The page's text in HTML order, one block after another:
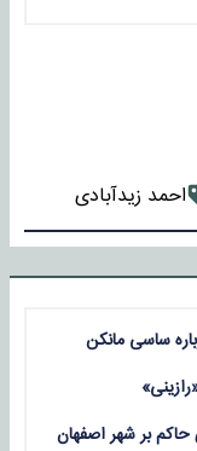
احمد زیدآبادی
ساسی مانکن
بر شهر اصفهان